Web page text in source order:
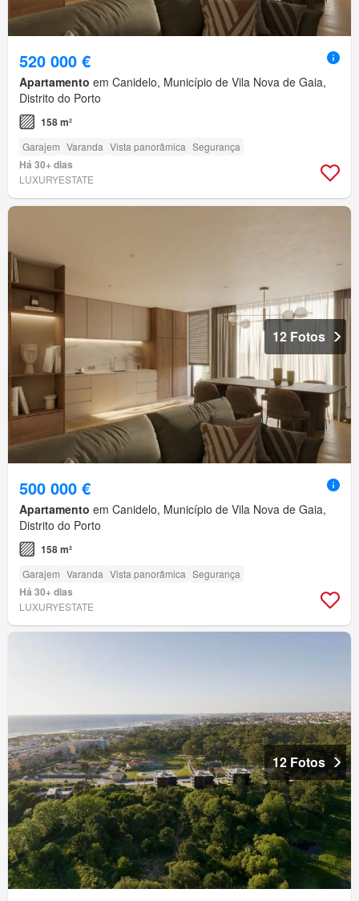
520 000 €
Apartamento em Canidelo, Município de Vila Nova de Gaia,
Distrito do Porto
158 m²
Garajem Varanda Vista panorâmica Segurança
Há 30+ dias
LUXURYESTATE
12 Fotos
500 000 €
Apartamento em Canidelo, Município de Vila Nova de Gaia,
Distrito do Porto
158 m²
Garajem Varanda Vista panorâmica Segurança
Há 30+ dias
LUXURYESTATE
12 Fotos